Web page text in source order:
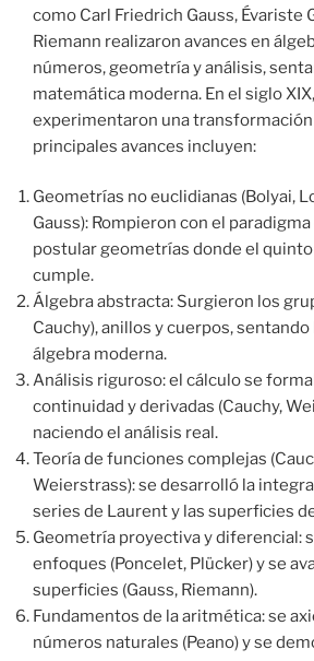
como Carl Friedrich Gauss, Évariste
Riemann realizaron avances en
números, geometría y análisis,
matemática moderna. En el siglo
experimentaron una
principales avances incluyen:
Geometrías no euclidianas (Bolyai,
Gauss): Rompieron con el
postular geometrías donde el
cumple.
Álgebra abstracta: Surgieron los
Cauchy), anillos y cuerpos, sentando
álgebra moderna.
Análisis riguroso: el cálculo se
continuidad y derivadas (Cauchy,
naciendo el análisis real.
Teoría de funciones complejas
Weierstrass): se desarrolló la
series de Laurent y las superficies
Geometría proyectiva y diferencial:
enfoques (Poncelet, Plücker) y se
superficies (Gauss, Riemann).
Fundamentos de la aritmética: se
números naturales (Peano) y se